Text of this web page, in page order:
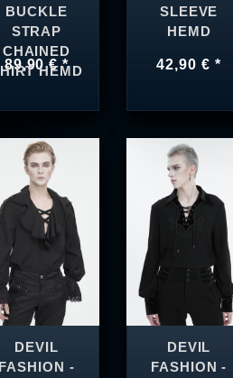
BUCKLE
STRAP
CHAINED
HEMD
89,90 € *
SLEEVE
HEMD
42,90 € *
DEVIL
FASHION -
DEVIL
FASHION -